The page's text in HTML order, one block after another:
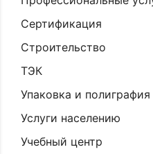
Сертификация
Строительство
ТЭК
Упаковка и полиграфия
Услуги населению
Учебный центр